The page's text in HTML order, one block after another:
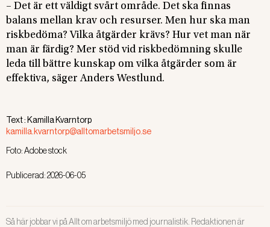
– Det är ett väldigt svårt område. Det ska finnas
balans mellan krav och resurser. Men hur ska man
riskbedöma? Vilka åtgärder krävs? Hur vet man när
man är färdig? Mer stöd vid riskbedömning skulle
leda till bättre kunskap om vilka åtgärder som är
effektiva, säger Anders Westlund.
Text : Kamilla Kvarntorp
kamilla.kvarntorp@alltomarbetsmiljo.se
Foto:Adobe stock
Publicerad:2026-06-05
Så här jobbar vi på Allt om arbetsmiljö med journalistik. Redaktionen är